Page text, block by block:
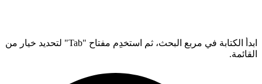
ابدأ الكتابة في مربع البحث، ثم استخدِم مفتاح "Tab" لتحديد خيار من
القائمة.